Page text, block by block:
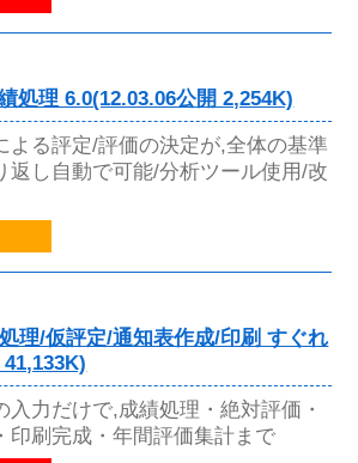
処理 6.0(12.03.06公開 2,254K)
よる評定/評価の決定が,全体の基準
返し自動で可能/分析ツール使用/改
理/仮評定/通知表作成/印刷 すぐれ
入力だけで,成績処理・絶対評価・
印刷完成・年間評価集計まで